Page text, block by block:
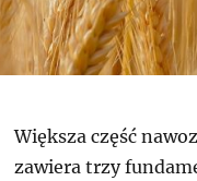
Większa część
zawiera trzy